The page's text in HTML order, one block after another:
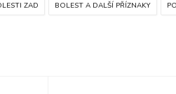
ZAD BOLEST A DALŠÍ PŘÍZNAKY